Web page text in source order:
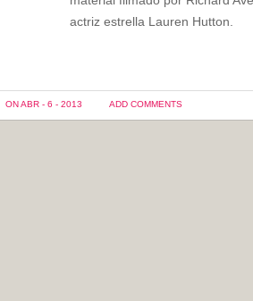
actriz estrella Lauren Hutton.
ON ABR - 6 - 2013 ADD COMMENTS